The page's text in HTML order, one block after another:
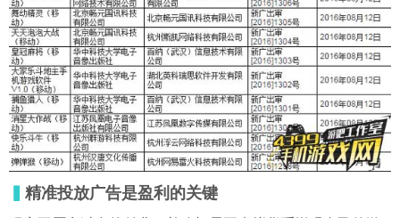
▍精准投放广告是盈利的关键